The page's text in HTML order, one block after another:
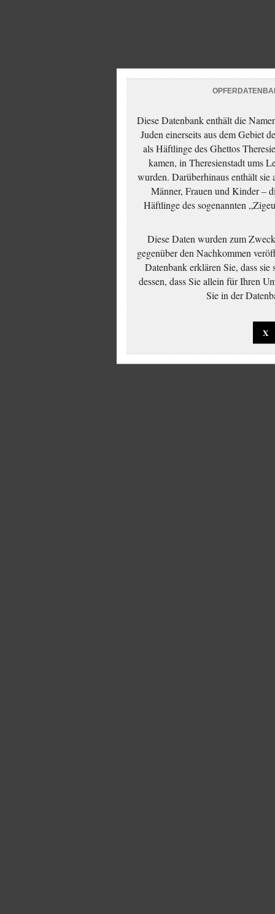
Diese Datenbank enthält die
Juden einerseits aus dem Gebiet
als Häftlinge des Ghettos
kamen, in Theresienstadt ums
wurden. Darüberhinaus enthält
Männer, Frauen und Kinder –
Häftlinge des sogenannten
Diese Daten wurden zum
gegenüber den Nachkommen
Datenbank erklären Sie, dass sie
dessen, dass Sie allein für Ihren
Sie in der
X